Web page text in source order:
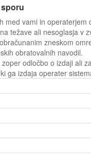
med vami in operaterjem
težave ali nesoglasja v
zneskom
obratovalnih navodil.
odločbo o izdaji ali
ga izdaja operater